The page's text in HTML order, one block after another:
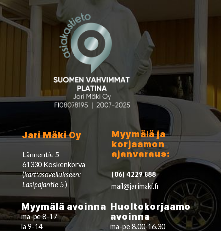
Jari Mäki Oy
Lännentie 5
61330 Koskenkorva
(karttasovellukseen:
Lasipajantie 5)
Myymälä ja
korjaamon
ajanvaraus:
(06) 4229 888
mail@jarimaki.fi
Myymälä avoinna
ma-pe 8-17
la 9-14
Huoltokorjaamo
avoinna
ma-pe 8.00-16.30